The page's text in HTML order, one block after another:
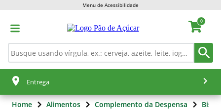
Menu de Acessibilidade
0
Entrega
Home Alimentos Complemento da Despensa